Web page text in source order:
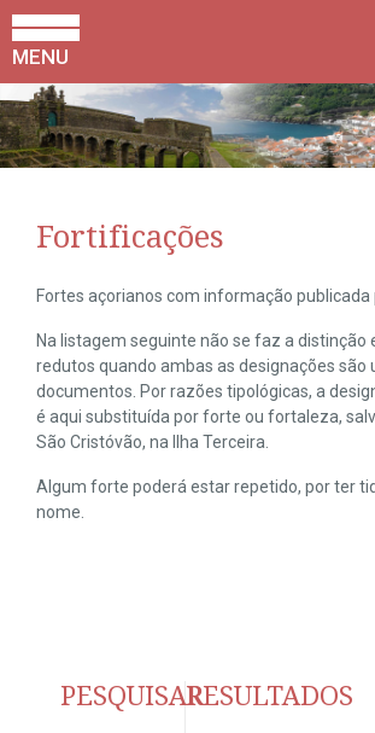
MENU
Fortificações
Fortes açorianos com informação publicada
Na listagem seguinte não se faz a distinção
redutos quando ambas as designações são
documentos. Por razões tipológicas, a
é aqui substituída por forte ou fortaleza,
São Cristóvão, na Ilha Terceira.
Algum forte poderá estar repetido, por ter
nome.
PESQUISARRESULTADOS